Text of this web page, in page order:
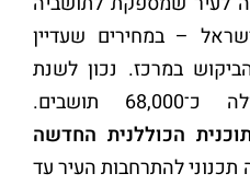
– במחירים שעדיין
במרכז. נכון לשנת
אושרה התוכנית הכוללנית החדשה
להתרחבות העיר עד